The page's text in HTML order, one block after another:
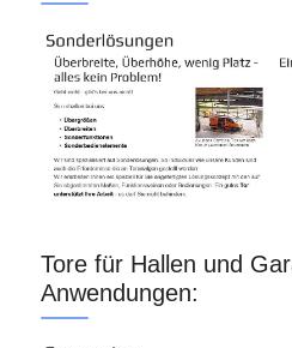
Tore für Hallen und
Anwendungen: